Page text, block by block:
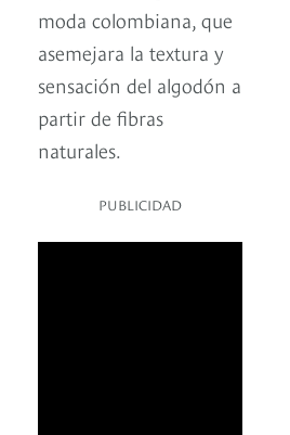
moda colombiana, que
asemejara la textura y
sensación del algodón a
partir de fibras
naturales.
PUBLICIDAD